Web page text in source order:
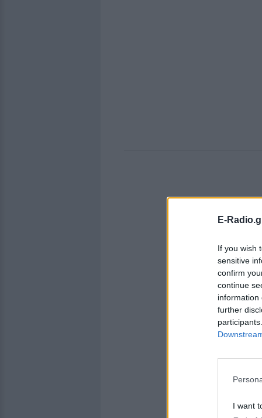
E-
If you wish
sensitive
confirm
continue
information
further
I want